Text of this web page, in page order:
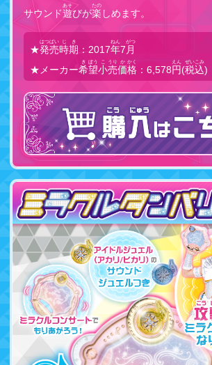
サウンド遊
あそ
びが楽
たの
しめます。
★発売
はつばい
時期
じき
：2017年
ねん
7 月
がつ
★メーカー希
き
望
ぼう
小
こ
売
うり
価
か
格
かく
：6,578円
えん
(税込
ぜいこみ
)